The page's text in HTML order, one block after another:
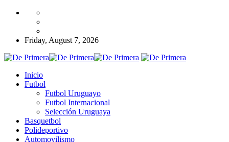
Friday, August 7, 2026
Inicio
Futbol
Futbol Uruguayo
Futbol Internacional
Selección Uruguaya
Basquetbol
Polideportivo
Automovilismo